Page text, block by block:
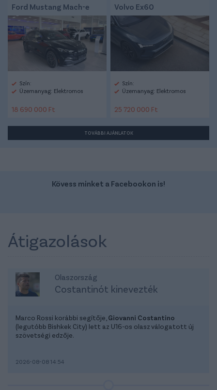
Ford Mustang Mach-e
Szín:
Üzemanyag: Elektromos
18 690 000 Ft
Volvo Ex60
Szín:
Üzemanyag: Elektromos
25 720 000 Ft
TOVÁBBI AJÁNLATOK
Kövess minket a Facebookon is!
Átigazolások
Olaszország
Costantinót kinevezték
Marco Rossi korábbi segítője, Giovanni Costantino
(legutóbb Bishkek City) lett az U16-os olasz válogatott új
szövetségi edzője.
2026-08-08 14:54